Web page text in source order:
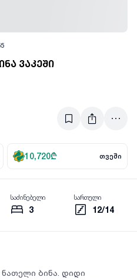
ვაკეში
10,720₾ თვეში
3
საძინებელი
12/14
სართული
ბინა. დიდი